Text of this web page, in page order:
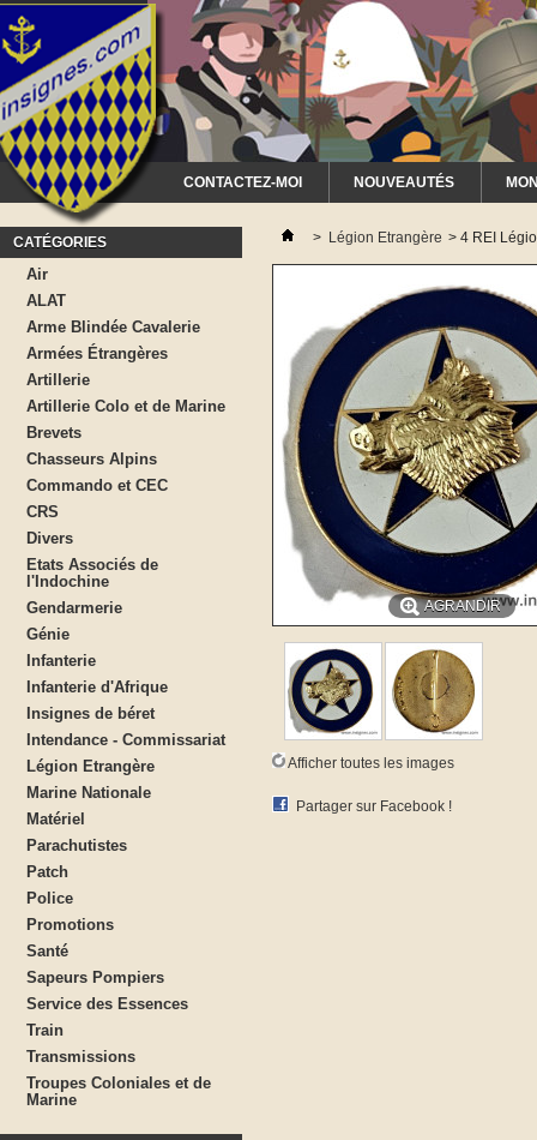
CONTACTEZ-MOI NOUVEAUTÉS
CATÉGORIES
Air
ALAT
Arme Blindée Cavalerie
Armées Étrangères
Artillerie
Artillerie Colo et de Marine
Brevets
Chasseurs Alpins
Commando et CEC
CRS
Divers
Etats Associés de
l'Indochine
Gendarmerie
Génie
Infanterie
Infanterie d'Afrique
Insignes de béret
Intendance - Commissariat
Légion Etrangère
Marine Nationale
Matériel
Parachutistes
Patch
Police
Promotions
Santé
Sapeurs Pompiers
Service des Essences
Train
Transmissions
Troupes Coloniales et de
Marine
> Légion Etrangère > 4 REI
AGRANDIR
Afficher toutes les images
Partager sur Facebook !